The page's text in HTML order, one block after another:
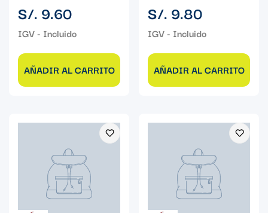
Precio
regular
S/. 9.60
AÑADIR AL CARRITO
Precio
regular
S/. 9.80
AÑADIR AL CARRITO